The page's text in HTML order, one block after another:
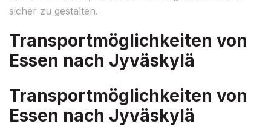
sicher zu gestalten.
Transportmöglichkeiten von
Essen nach Jyväskylä
Transportmöglichkeiten von
Essen nach Jyväskylä